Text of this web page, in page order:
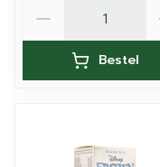
Bestel